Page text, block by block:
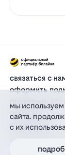
связаться с
оформить
проверить
для дома
информация
действующий на
политика
мы
сайта.
с их